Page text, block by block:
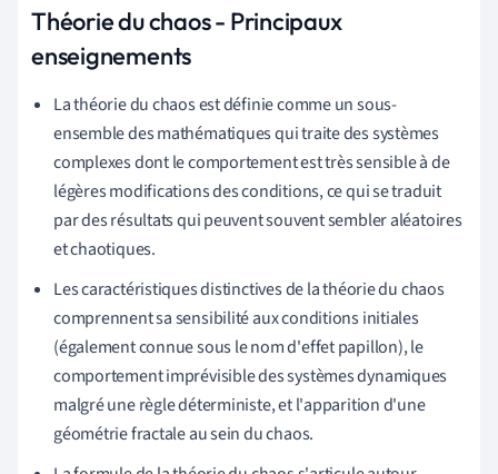
Théorie du chaos - Principaux
enseignements
La théorie du chaos est définie comme un sous-
ensemble des mathématiques qui traite des systèmes
complexes dont le comportement est très sensible à de
légères modifications des conditions, ce qui se traduit
par des résultats qui peuvent souvent sembler aléatoires
et chaotiques.
Les caractéristiques distinctives de la théorie du chaos
comprennent sa sensibilité aux conditions initiales
(également connue sous le nom d'effet papillon), le
comportement imprévisible des systèmes dynamiques
malgré une règle déterministe, et l'apparition d'une
géométrie fractale au sein du chaos.